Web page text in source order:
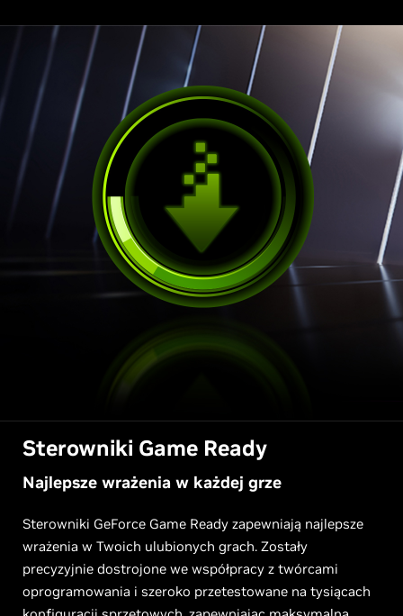
Sterowniki Game Ready
Najlepsze wrażenia w każdej grze
Sterowniki GeForce Game Ready zapewniają najlepsze
wrażenia w Twoich ulubionych grach. Zostały
precyzyjnie dostrojone we współpracy z twórcami
oprogramowania i szeroko przetestowane na tysiącach